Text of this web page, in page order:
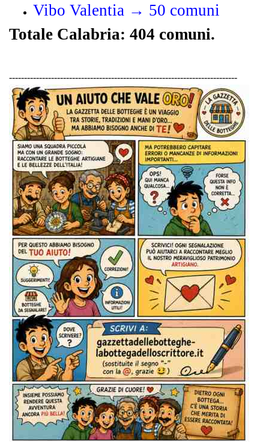
Vibo Valentia → 50 comuni
Totale Calabria: 404 comuni.
----------------------------------------------------------------------------